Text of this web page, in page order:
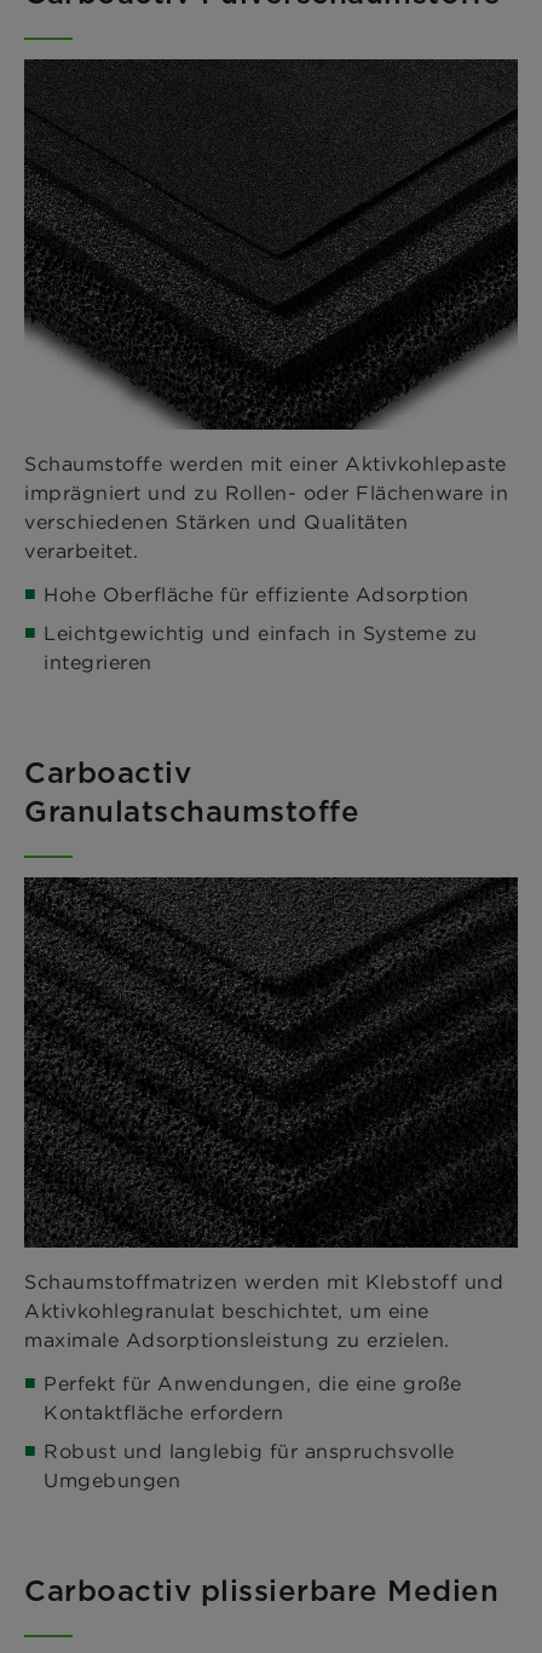
Schaumstoffe werden mit einer Aktivkohlepaste
imprägniert und zu Rollen- oder Flächenware in
verschiedenen Stärken und Qualitäten
verarbeitet.
Hohe Oberfläche für effiziente Adsorption
Leichtgewichtig und einfach in Systeme zu
integrieren
Carboactiv
Granulatschaumstoffe
Schaumstoffmatrizen werden mit Klebstoff und
Aktivkohlegranulat beschichtet, um eine
maximale Adsorptionsleistung zu erzielen.
Perfekt für Anwendungen, die eine große
Kontaktfläche erfordern
Robust und langlebig für anspruchsvolle
Umgebungen
Carboactiv plissierbare Medien